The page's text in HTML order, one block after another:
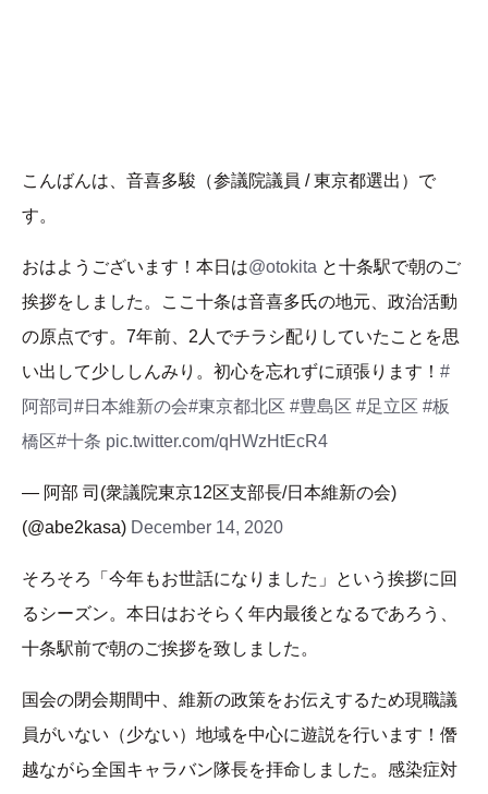
こんばんは、音喜多駿（参議院議員 / 東京都選出）で
す。
おはようございます！本日は@otokita と十条駅で朝のご
挨拶をしました。ここ十条は音喜多氏の地元、政治活動
の原点です。7年前、2人でチラシ配りしていたことを思
い出して少ししんみり。初心を忘れずに頑張ります！ #
阿部司 #日本維新の会#東京都北区 #豊島区 #足立区 #板
橋区#十条 pic.twitter.com/qHWzHtEcR4
— 阿部 司(衆議院東京12区支部長/日本維新の会)
(@abe2kasa) December 14, 2020
そろそろ「今年もお世話になりました」という挨拶に回
るシーズン。本日はおそらく年内最後となるであろう、
十条駅前で朝のご挨拶を致しました。
国会の閉会期間中、維新の政策をお伝えするため現職議
員がいない（少ない）地域を中心に遊説を行います！僭
越ながら全国キャラバン隊長を拝命しました。感染症対